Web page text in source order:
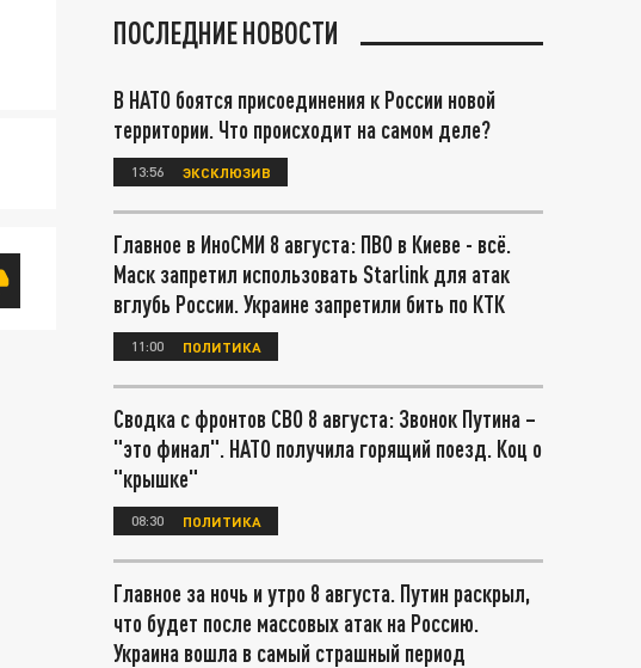
ПОСЛЕДНИЕ НОВОСТИ
В НАТО боятся присоединения к России новой
территории. Что происходит на самом деле?
13:56 ЭКСКЛЮЗИВ
Главное в ИноСМИ 8 августа: ПВО в Киеве - всё.
Маск запретил использовать Starlink для атак
вглубь России. Украине запретили бить по КТК
11:00 ПОЛИТИКА
Сводка с фронтов СВО 8 августа: Звонок Путина –
"это финал". НАТО получила горящий поезд. Коц о
"крышке"
08:30 ПОЛИТИКА
Главное за ночь и утро 8 августа. Путин раскрыл,
что будет после массовых атак на Россию.
Украина вошла в самый страшный период